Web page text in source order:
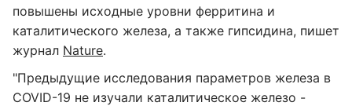
повышены исходные уровни ферритина и
каталитического железа, а также гипсидина, пишет
журнал Nature.
"Предыдущие исследования параметров железа в
COVID-19 не изучали каталитическое железо -